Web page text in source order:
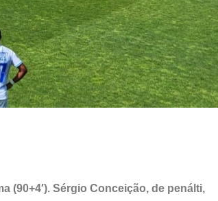
(90+4′). Sérgio Conceição, de penálti,